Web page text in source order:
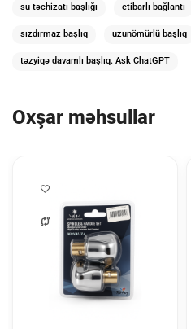
su təchizatı başlığı etibarlı bağlantı
sızdırmaz başlıq uzunömürlü başlıq
təzyiqə davamlı başlıq. Ask ChatGPT
Oxşar məhsullar